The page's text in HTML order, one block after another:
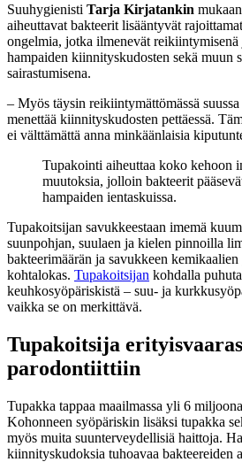
Suuhygienisti Tarja Kirjatankin
aiheuttavat bakteerit lisääntyvät
ongelmia, jotka ilmenevät reikiintymisenä
hampaiden kiinnityskudosten sekä muun
sairastumisena.
– Myös täysin reikiintymättömässä
menettää kiinnityskudosten pettäessä.
ei välttämättä anna minkäänlaisia
Tupakointi aiheuttaa koko kehoon
muutoksia, jolloin bakteerit
hampaiden ientaskuissa.
Tupakoitsijan savukkeestaan imemä
suunpohjan, suulaen ja kielen pinnoilla
bakteerimäärän ja savukkeen
kohtalokas. Tupakoitsijan kohdalla
keuhkosyöpäriskistä – suu- ja
vaikka se on merkittävä.
Tupakoitsija
parodontiittiin
Tupakka tappaa maailmassa yli 6
Kohonneen syöpäriskin lisäksi tupakka
myös muita suunterveydellisiä haittoja.
kiinnityskudoksia tuhoavaa bakteereiden